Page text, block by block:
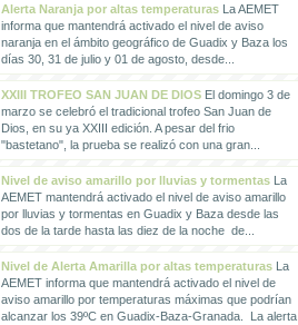
Alerta Naranja por altas temperaturasLa AEMET
informa que mantendrá activado el nivel de aviso
naranja en el ámbito geográfico de Guadix y Baza los
días 30, 31 de julio y 01 de agosto, desde...
XXIII TROFEO SAN JUAN DE DIOSEl domingo 3 de
marzo se celebró el tradicional trofeo San Juan de
Dios, en su ya XXIII edición. A pesar del frio
"bastetano", la prueba se realizó con una gran...
Nivel de aviso amarillo por lluvias y tormentasLa
AEMET mantendrá activado el nivel de aviso amarillo
por lluvias y tormentas en Guadix y Baza desde las
dos de la tarde hasta las diez de la noche de...
Nivel de Alerta Amarilla por altas temperaturasLa
AEMET informa que mantendrá activado el nivel de
aviso amarillo por temperaturas máximas que podrían
alcanzar los 39ºC en Guadix-Baza-Granada. La alerta